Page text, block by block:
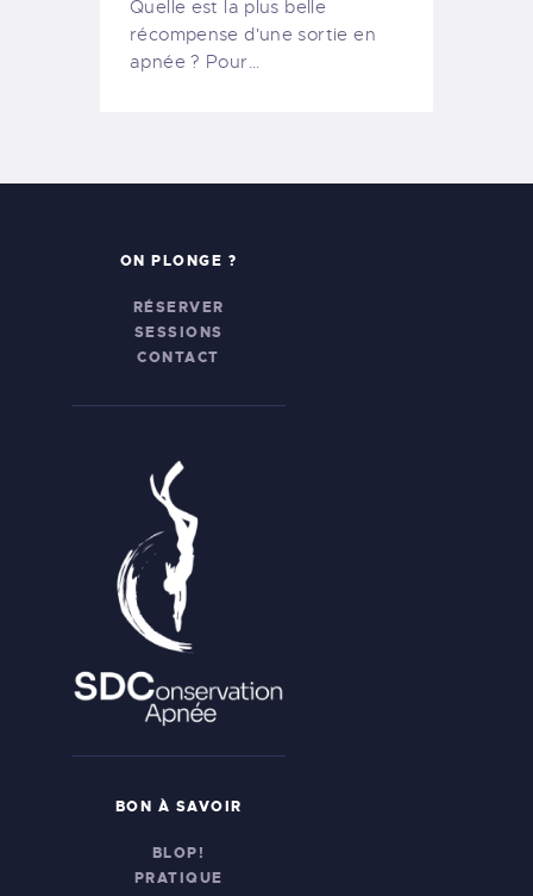
Quelle est la plus belle
récompense d'une sortie en
apnée ? Pour…
ON PLONGE ?
RÉSERVER
SESSIONS
CONTACT
BON À SAVOIR
BLOP!
PRATIQUE